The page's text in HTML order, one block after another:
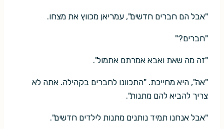
"אבל הם חברים חדשים", עמריאן מכווץ את מצחו.
"חברים?"
"זה מה שאת ואבא אמרתם אתמול".
"אה", היא מחייכת. "התכוונו לחברים בקהילה. אתה לא
צריך להביא להם מתנות".
"אבל אנחנו תמיד נותנים מתנות לילדים חדשים".